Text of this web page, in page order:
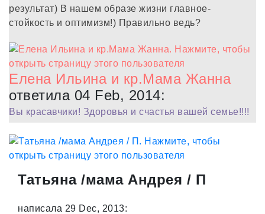
результат) В нашем образе жизни главное-
стойкость и оптимизм!) Правильно ведь?
Елена Ильина и кр.Мама Жанна
ответила 04 Feb, 2014:
Вы красавчики! Здоровья и счастья вашей семье!!!!
Татьяна /мама Андрея / П
написала 29 Dec, 2013: